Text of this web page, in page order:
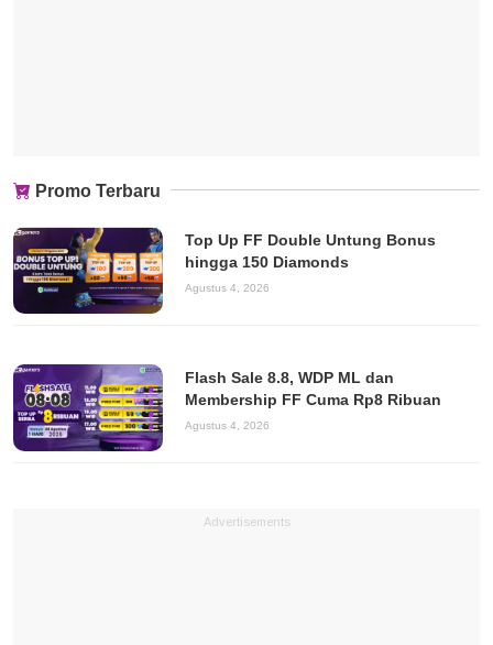
Promo Terbaru
Top Up FF Double Untung Bonus
hingga 150 Diamonds
Agustus 4, 2026
Flash Sale 8.8, WDP ML dan
Membership FF Cuma Rp8 Ribuan
Agustus 4, 2026
Advertisements